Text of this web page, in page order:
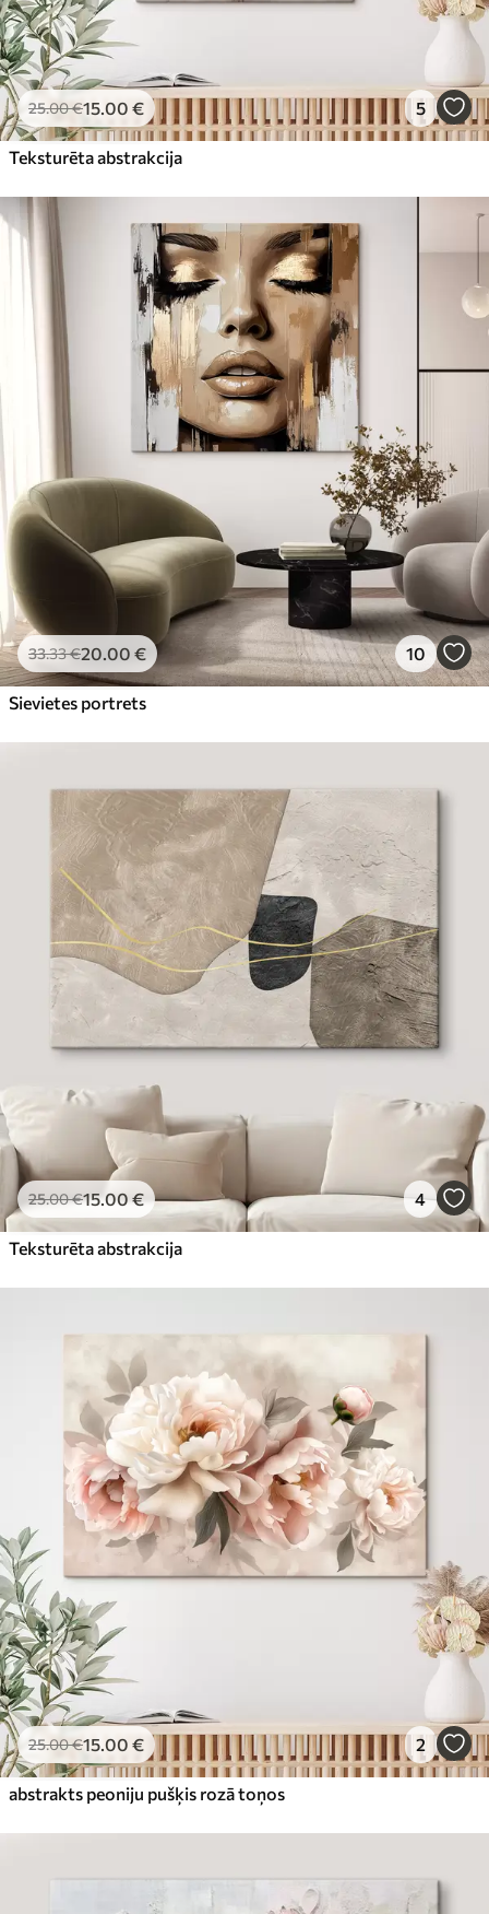
25.00€15.00 € 5
Teksturēta abstrakcija
33.33€20.00 € 10
Sievietes portrets
25.00€15.00€ 4
Teksturēta abstrakcija
25.00€15.00 € 2
abstrakts peoniju pušķis rozā toņos